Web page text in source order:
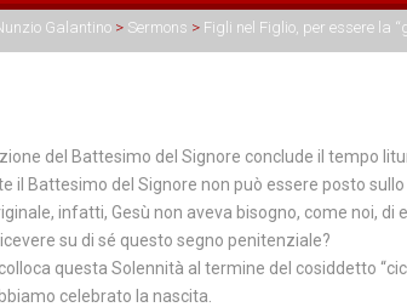
Galantino > Sermons > Figli nel Figlio, per essere la
del Battesimo del Signore conclude il tempo
il Battesimo del Signore non può essere posto
infatti, Gesù non aveva bisogno, come noi,
su di sé questo segno penitenziale?
colloca questa Solennità al termine del cosiddetto
celebrato la nascita.